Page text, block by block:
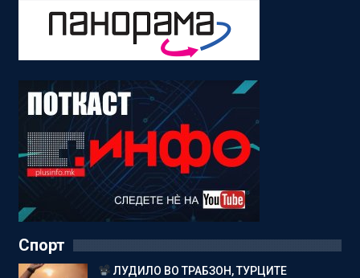
Спорт
ЛУДИЛО ВО ТРАБЗОН, ТУРЦИТЕ